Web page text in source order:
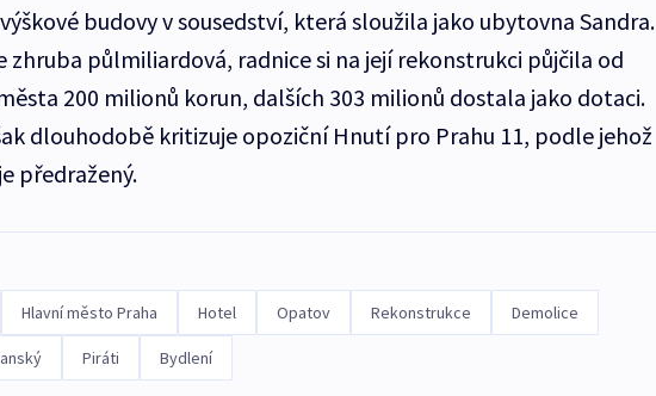
budovy v sousedství, která sloužila jako ubytovna Sandra.
zhruba půlmiliardová, radnice si na její rekonstrukci půjčila od
200 milionů korun, dalších 303 milionů dostala jako dotaci.
dlouhodobě kritizuje opoziční Hnutí pro Prahu 11, podle jehož
předražený.
Hlavní město Praha Hotel Opatov Rekonstrukce Demolice
Piráti Bydlení